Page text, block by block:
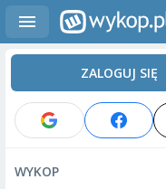
ZALOGUJ SIĘ
WYKOP